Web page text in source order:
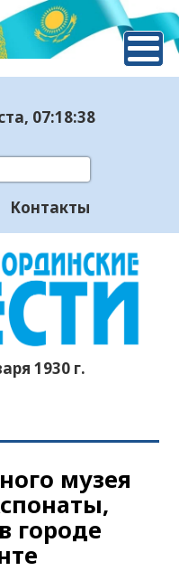
, 07:18:39
Контакты
1930 г.
музея
городе